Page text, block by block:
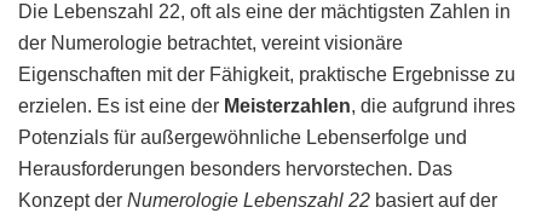
Die Lebenszahl 22, oft als eine der mächtigsten Zahlen in
der Numerologie betrachtet, vereint visionäre
Eigenschaften mit der Fähigkeit, praktische Ergebnisse zu
erzielen. Es ist eine der Meisterzahlen, die aufgrund ihres
Potenzials für außergewöhnliche Lebenserfolge und
Herausforderungen besonders hervorstechen. Das
Konzept der Numerologie Lebenszahl 22 basiert auf der